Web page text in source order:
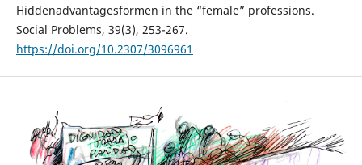
Hiddenadvantagesformen in the “female” professions.
Social Problems, 39(3), 253-267.
https://doi.org/10.2307/3096961